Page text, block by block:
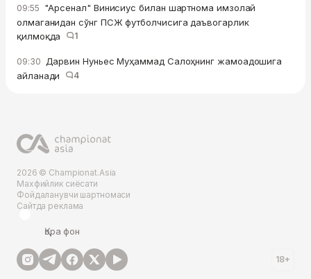
09:55 "Арсенал" Винисиус билан шартнома имзолай
олмаганидан сўнг ПСЖ футболчисига даъвогарлик
қилмоқда
1
09:30 Дарвин Нуньес Муҳаммад Салоҳнинг жамоадошига
айланади
4
2026 © Championat.Asia
Махфийлик сиёсати
Фойдаланувчи шартномаси
Сайтда реклама
Қора фон
18+